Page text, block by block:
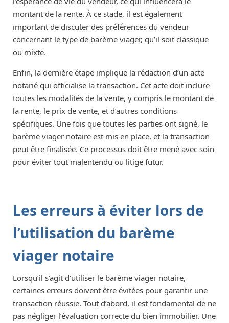
montant de la rente. À ce stade, il est également
important de discuter des préférences du vendeur
concernant le type de barème viager, qu’il soit classique
ou mixte.
Enfin, la dernière étape implique la rédaction d’un acte
notarié qui officialise la transaction. Cet acte doit inclure
toutes les modalités de la vente, y compris le montant de
la rente, le prix de vente, et d’autres conditions
spécifiques. Une fois que toutes les parties ont signé, le
barème viager notaire est mis en place, et la transaction
peut être finalisée. Ce processus doit être mené avec soin
pour éviter tout malentendu ou litige futur.
Les erreurs à éviter lors de
l’utilisation du barème
viager notaire
Lorsqu’il s’agit d’utiliser le barème viager notaire,
certaines erreurs doivent être évitées pour garantir une
transaction réussie. Tout d’abord, il est fondamental de ne
pas négliger l’évaluation correcte du bien immobilier. Une